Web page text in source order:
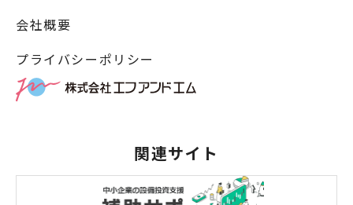
会社概要
プライバシーポリシー
関連サイト